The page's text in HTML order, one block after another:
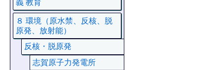
義 教育
８ 環境（原水禁、反核、脱
原発、放射能）
反核・脱原発
志賀原子力発電所